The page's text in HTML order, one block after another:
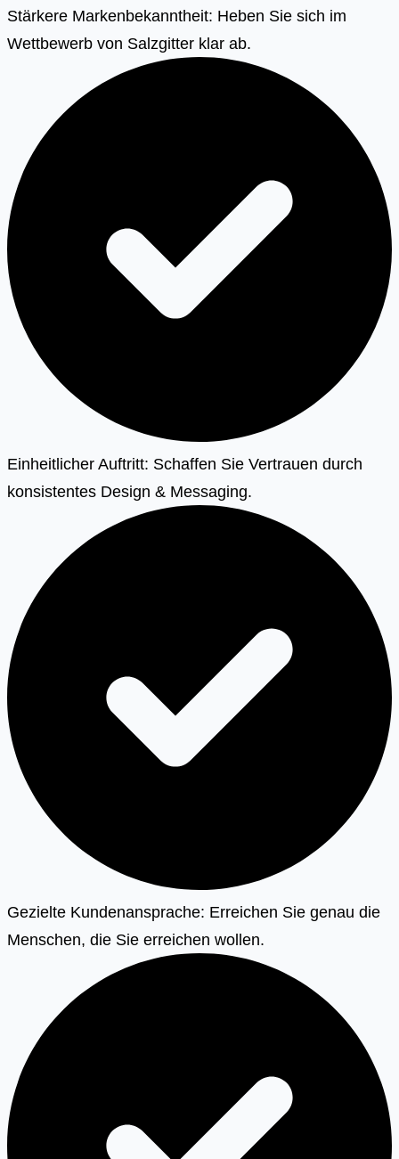
Stärkere Markenbekanntheit: Heben Sie sich im
Wettbewerb von Salzgitter klar ab.
Einheitlicher Auftritt: Schaffen Sie Vertrauen durch
konsistentes Design & Messaging.
Gezielte Kundenansprache: Erreichen Sie genau die
Menschen, die Sie erreichen wollen.